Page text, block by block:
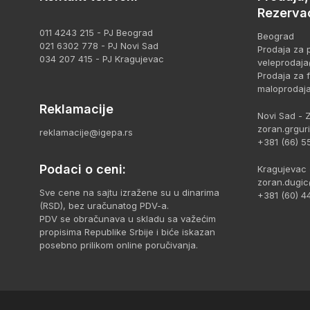
011 4243 215 - PJ Beograd
021 6302 778 - PJ Novi Sad
034 207 415 - PJ Kragujevac
Reklamacije
reklamacije@igepa.rs
Podaci o ceni:
Sve cene na sajtu izražene su u dinarima
(RSD), bez uračunatog PDV-a.
PDV se obračunava u skladu sa važećim
propisima Republike Srbije i biće iskazan
posebno prilikom online poručivanja.
Beograd
Prodaja za
Prodaja za
Novi Sad -
+381 (66)
Kragujevac
+381 (60)